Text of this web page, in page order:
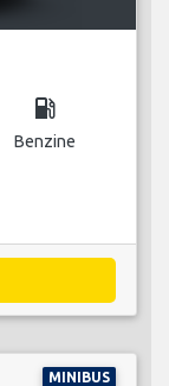
local_gas_station
Benzine
MINIBUS